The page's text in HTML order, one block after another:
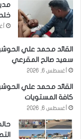
القائد محمد علي
سعيد صالح المقرعي
أغسطس 6, 2026
القائد محمد علي
كافة المستويات
أغسطس 6, 2026